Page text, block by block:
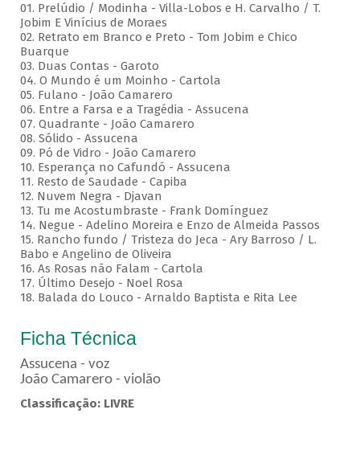
01. Prelúdio / Modinha - Villa-Lobos e H. Carvalho / T.
Jobim E Vinícius de Moraes
02. Retrato em Branco e Preto - Tom Jobim e Chico
Buarque
03. Duas Contas - Garoto
04. O Mundo é um Moinho - Cartola
05. Fulano - João Camarero
06. Entre a Farsa e a Tragédia - Assucena
07. Quadrante - João Camarero
08. Sólido - Assucena
09. Pó de Vidro - João Camarero
10. Esperança no Cafundó - Assucena
11. Resto de Saudade - Capiba
12. Nuvem Negra - Djavan
13. Tu me Acostumbraste - Frank Domínguez
14. Negue - Adelino Moreira e Enzo de Almeida Passos
15. Rancho fundo / Tristeza do Jeca - Ary Barroso / L.
Babo e Angelino de Oliveira
16. As Rosas não Falam - Cartola
17. Último Desejo - Noel Rosa
18. Balada do Louco - Arnaldo Baptista e Rita Lee
Ficha Técnica
Assucena - voz
João Camarero - violão
Classificação: LIVRE